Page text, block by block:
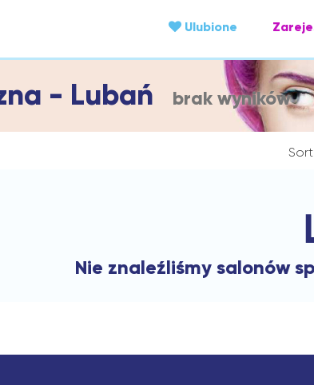
Ulubione
- Lubań brak wyników
Nie znaleźliśmy salonów